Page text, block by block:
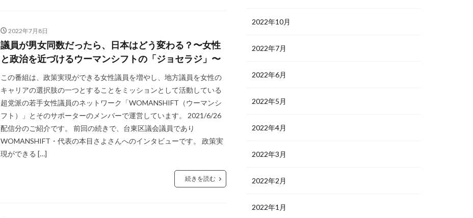
2022年7月8日
議員が男女同数だったら、日本はどう変わる？〜女性
と政治を近づけるウーマンシフトの「ジョセラジ」〜
この番組は、政策実現ができる女性議員を増やし、地方議員を女性の
キャリアの選択肢の一つとすることをミッションとして活動している
超党派の若手女性議員のネットワーク「WOMANSHIFT（ウーマンシ
フト）」とそのサポーターのメンバーで運営しています。 2021/6/26
配信分のご紹介です。 前回の続きで、台東区議会議員であり
WOMANSHIFT・代表の本目さよさんへのインタビューです。 政策実
現ができる […]
続きを読む
2022年10月
2022年7月
2022年6月
2022年5月
2022年4月
2022年3月
2022年2月
2022年1月